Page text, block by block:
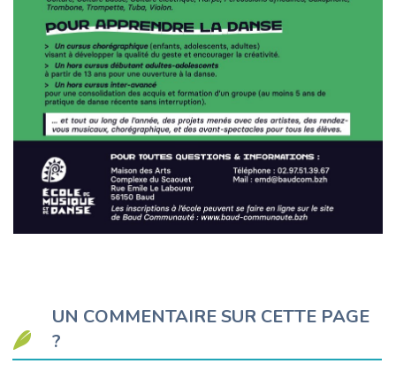
UN COMMENTAIRE SUR CETTE PAGE
?